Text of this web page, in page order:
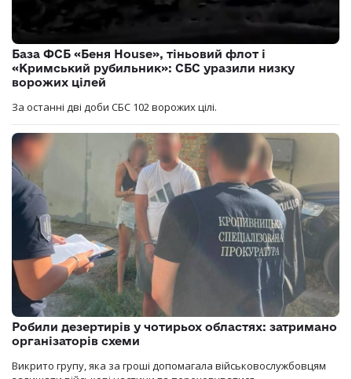
База ФСБ «Беня House», тіньовий флот і
«Кримський рубильник»: СБС уразили низку
ворожих цілей
За останні дві доби СБС 102 ворожих цілі.
Робили дезертирів у чотирьох областях: затримано
організаторів схеми
Викрито групу, яка за гроші допомагала військовослужбовцям